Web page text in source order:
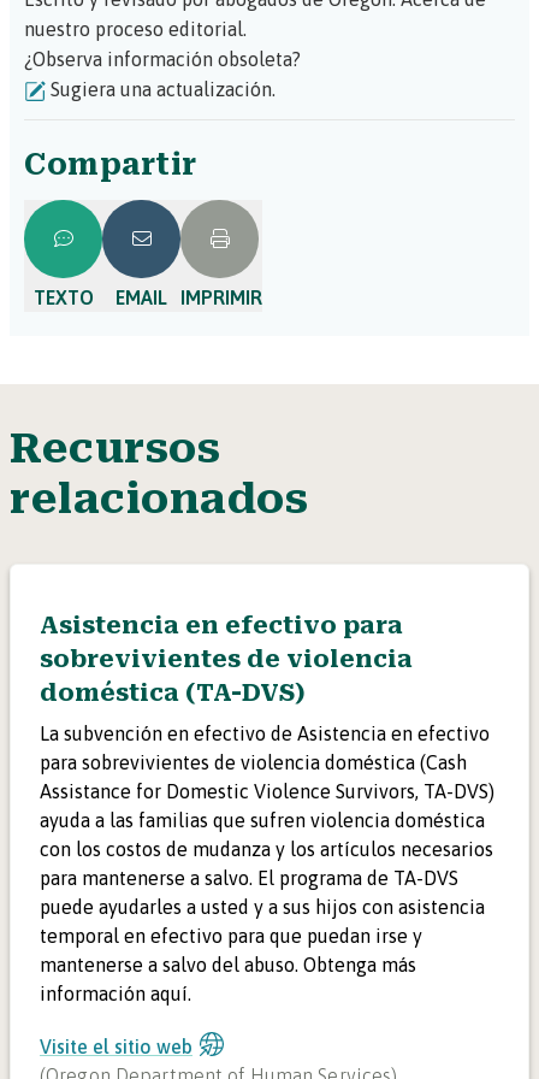
nuestro proceso editorial.
¿Observa información obsoleta?
Sugiera una actualización.
Compartir
TEXTO EMAIL IMPRIMIR
Recursos
relacionados
Asistencia en efectivo para
sobrevivientes de violencia
doméstica (TA-DVS)
La subvención en efectivo de Asistencia en efectivo
para sobrevivientes de violencia doméstica (Cash
Assistance for Domestic Violence Survivors, TA-DVS)
ayuda a las familias que sufren violencia doméstica
con los costos de mudanza y los artículos necesarios
para mantenerse a salvo. El programa de TA-DVS
puede ayudarles a usted y a sus hijos con asistencia
temporal en efectivo para que puedan irse y
mantenerse a salvo del abuso. Obtenga más
información aquí.
Visite el sitio web